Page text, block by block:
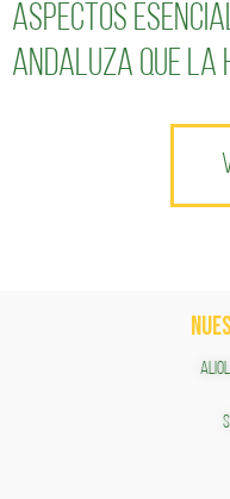
Aspectos
andaluza que la